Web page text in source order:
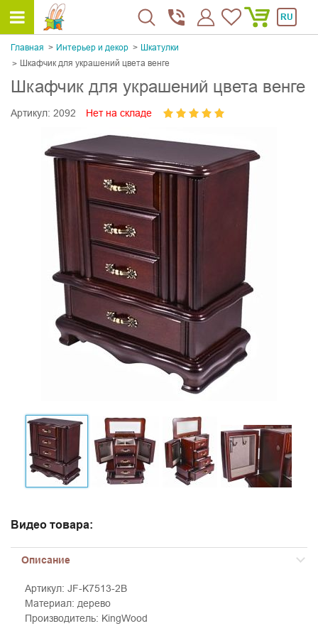
RU
Главная Интерьер и декор
Шкатулки
Шкафчик для украшений цвета венге
Шкафчик для украшений цвета венге
Артикул: 2092 Нет на складе
Видео товара:
Описание
Артикул: JF-K7513-2B
Материал: дерево
Производитель: KingWood